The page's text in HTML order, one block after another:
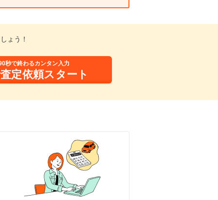
ょう！
秒で終わるカンタン入力
定依頼スタート